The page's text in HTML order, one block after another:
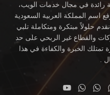
رائدة في مجال خدمات الويب،
اسم المملكة العربية السعودية
نقدم حلولاً مبتكرة ومتكاملة تلبي
والقطاع غير الربحي على حد
تمتلك الخبرة والكفاءة في هذا
.